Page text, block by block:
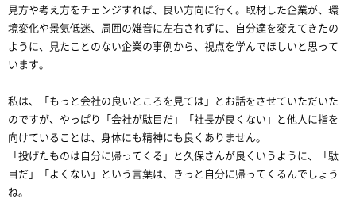
見方や考え方をチェンジすれば、良い方向に行く。取材した企業が、環
境変化や景気低迷、周囲の雑音に左右されずに、自分達を変えてきたの
ように、見たことのない企業の事例から、視点を学んでほしいと思って
います。
私は、「もっと会社の良いところを見ては」とお話をさせていただいた
のですが、やっぱり「会社が駄目だ」「社長が良くない」と他人に指を
向けていることは、身体にも精神にも良くありません。
「投げたものは自分に帰ってくる」と久保さんが良くいうように、「駄
目だ」「よくない」という言葉は、きっと自分に帰ってくるんでしょう
ね。